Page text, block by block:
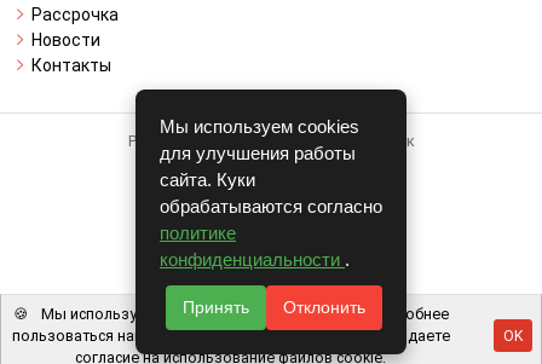
Рассрочка
Новости
Контакты
Работает на системе для авторазборок
CARRO.БИЗНЕС
Полная версия
© COPYRIGHT 2026 г.
v1.1.24
Мы используем cookies
для улучшения работы
сайта. Куки
обрабатываются согласно
политике
конфиденциальности .
Принять Отклонить
🍪
Мы используем файлы cookie, чтобы вам было удобнее
пользоваться нашим сайтом. Используя наш сайт, вы даете
согласие на использование файлов cookie.
OK